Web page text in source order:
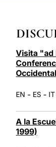
Visita "ad
EN - ES - IT
A la
1999)